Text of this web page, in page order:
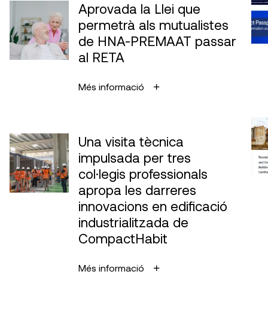
Aprovada la Llei que
permetrà als mutualistes
de HNA-PREMAAT passar
al RETA
Més informació
Una visita tècnica
impulsada per tres
col·legis professionals
apropa les darreres
innovacions en edificació
industrialitzada de
CompactHabit
Més informació